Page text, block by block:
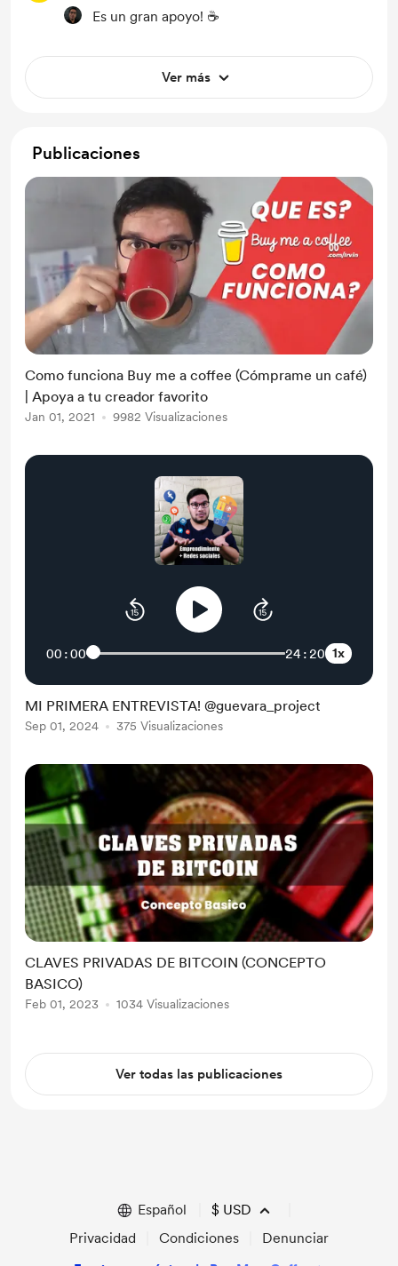
Es un gran apoyo! ☕️
Ver más
Publicaciones
Como funciona Buy me a coffee (Cómprame un café)
| Apoya a tu creador favorito
Jan 01, 2021 9982 Visualizaciones
00:00 24:20 1x
MI PRIMERA ENTREVISTA! @guevara_project
Sep 01, 2024 375 Visualizaciones
CLAVES PRIVADAS DE BITCOIN (CONCEPTO
BASICO)
Feb 01, 2023 1034 Visualizaciones
Ver todas las publicaciones
Español $ USD
Privacidad
Condiciones Denunciar